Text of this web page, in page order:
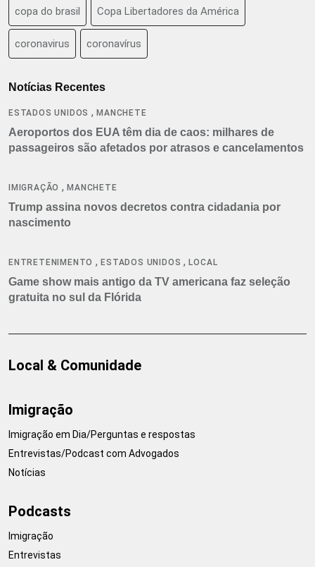
copa do brasil Copa Libertadores da América
coronavirus coronavírus
Notícias Recentes
ESTADOS UNIDOS ,MANCHETE
Aeroportos dos EUA têm dia de caos: milhares de
passageiros são afetados por atrasos e cancelamentos
IMIGRAÇÃO ,MANCHETE
Trump assina novos decretos contra cidadania por
nascimento
ENTRETENIMENTO ,ESTADOS UNIDOS ,LOCAL
Game show mais antigo da TV americana faz seleção
gratuita no sul da Flórida
Local & Comunidade
Imigração
Imigração em Dia/Perguntas e respostas
Entrevistas/Podcast com Advogados
Notícias
Podcasts
Imigração
Entrevistas